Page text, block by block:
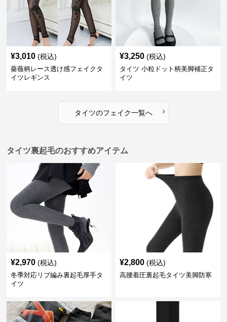
¥3,010 (税込)
薔薇柄レース透け感フェイクタ
イツレギンス
¥3,250 (税込)
タイツ 小粒ドット柄美脚補正タ
イツ
タイツのフェイク一覧へ ›
タイツ裏起毛のおすすめアイテム
¥2,970 (税込)
冬季対応リブ編み裏起毛厚手タ
イツ
¥2,800 (税込)
高腰着圧裏起毛タイツ美脚防寒